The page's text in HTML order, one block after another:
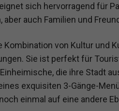
sich hervorragend für
aber auch Familien und
Kombination von Kultur und
Sie ist perfekt für
die ihre Stadt
exquisiten 3-Gänge-
einmal auf eine andere